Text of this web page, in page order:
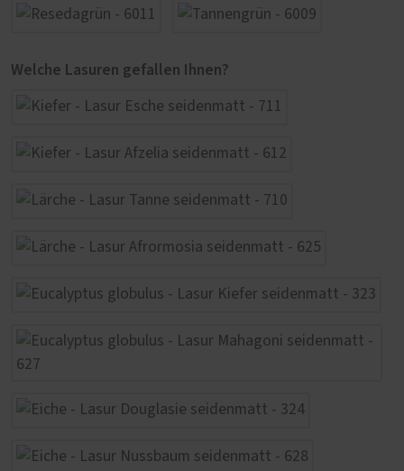
Welche Lasuren gefallen Ihnen?